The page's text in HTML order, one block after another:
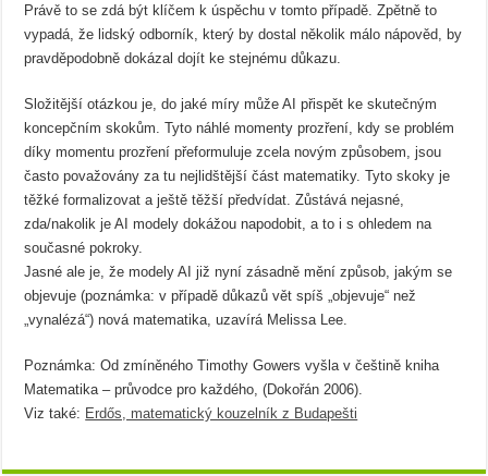
Právě to se zdá být klíčem k úspěchu v tomto případě. Zpětně to
vypadá, že lidský odborník, který by dostal několik málo nápověd, by
pravděpodobně dokázal dojít ke stejnému důkazu.
Složitější otázkou je, do jaké míry může AI přispět ke skutečným
koncepčním skokům. Tyto náhlé momenty prozření, kdy se problém
díky momentu prozření přeformuluje zcela novým způsobem, jsou
často považovány za tu nejlidštější část matematiky. Tyto skoky je
těžké formalizovat a ještě těžší předvídat. Zůstává nejasné,
zda/nakolik je AI modely dokážou napodobit, a to i s ohledem na
současné pokroky.
Jasné ale je, že modely AI již nyní zásadně mění způsob, jakým se
objevuje (poznámka: v případě důkazů vět spíš „objevuje“ než
„vynalézá“) nová matematika, uzavírá Melissa Lee.
Poznámka: Od zmíněného Timothy Gowers vyšla v češtině kniha
Matematika – průvodce pro každého, (Dokořán 2006).
Viz také: Erdős, matematický kouzelník z Budapešti